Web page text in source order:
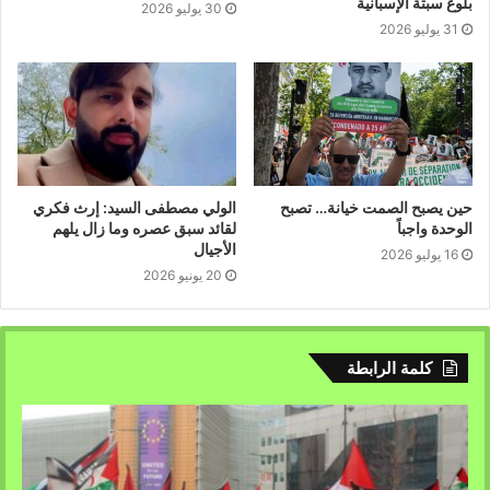
تفشي المخدرات و إدمان الكحول .
يحاول مروجو التخريب السياسي-الايديولوجي ان يسحبوا
وراءهم بشكل رئيسي الشباب الذين لديهم خلفية سياسية
متواضعة أو لديهم مشاكل اجتماعية او اقتصادية وهم الذين يمكن
استغلالهم و تحويلهم الى اعداء لمجتمعهم.
وباختصار فإنه عمل يهدف الى تقسيم الشعب ، خلق الطبقية
،بتشجيع الملكية الفردية و الكسب السريع على حساب المصالح
العامة للشعب والوطن .
وبما انه عمل مدروس من طرف علماء سوسيولوجيين
ونفسانيين بالتعاون مع خبراء من مراكز الدراسات الاستراتيجية
التطبيق والتجسيد على ارض الواقع ، وهنا سنحاول شرح طبيعة
هذا العمل قدر المستطاع لوضع القارئ في الصورة ، ففما
يتجلى النشاط السياسي الايديولوجيى المعادي؟.
انه يتجلى في جملة من الاعمال السرية أو العلنية لأجهزة
المخابرات المعادية بهدف فرض الاسس الايديولوجية لفئة ما
باستخدام الية تحريف للواقع الذي تتطور فيه الحياة اليومية
31 يوليو 2026
30 يوليو 2026
حين يصبح الصمت خيانة… تصبح
الوحدة واجباً
16 يوليو 2026
الولي مصطفى السيد: إرث فكري
لقائد سبق عصره وما زال يلهم
الأجيال
20 يونيو 2026
كلمة الرابطة